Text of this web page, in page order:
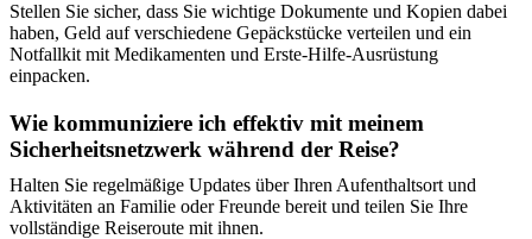
Stellen Sie sicher, dass Sie wichtige Dokumente und Kopien dabei
haben, Geld auf verschiedene Gepäckstücke verteilen und ein
Notfallkit mit Medikamenten und Erste-Hilfe-Ausrüstung
einpacken.
Wie kommuniziere ich effektiv mit meinem
Sicherheitsnetzwerk während der Reise?
Halten Sie regelmäßige Updates über Ihren Aufenthaltsort und
Aktivitäten an Familie oder Freunde bereit und teilen Sie Ihre
vollständige Reiseroute mit ihnen.